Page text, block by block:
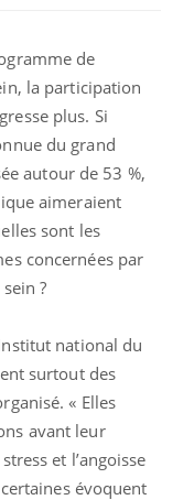
de
la participation
plus. Si
du grand
autour de 53 %,
aimeraient
sont les
concernées par
?
national du
surtout des
« Elles
avant leur
et l’angoisse
évoquent